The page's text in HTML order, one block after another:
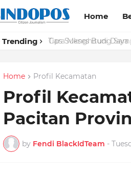
Home
Trending Tips Sukses Budi Daya
Home Profil Kecamatan
Profil
Pacitan
by Fendi BlackIdTeam -